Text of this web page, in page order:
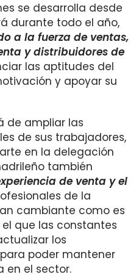
se desarrolla desde
durante todo el año,
a la fuerza de ventas,
y distribuidores de
las aptitudes del
y apoyar su
de ampliar las
de sus trabajadores,
en la delegación
también
de venta y el
de la
cambiante como es
que las constantes
los
poder mantener
en el sector.